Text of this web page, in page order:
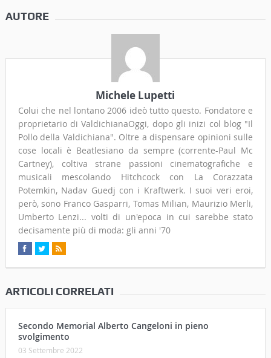
AUTORE
Michele Lupetti
Colui che nel lontano 2006 ideò tutto questo. Fondatore e
proprietario di ValdichianaOggi, dopo gli inizi col blog "Il
Pollo della Valdichiana". Oltre a dispensare opinioni sulle
cose locali è Beatlesiano da sempre (corrente-Paul Mc
Cartney), coltiva strane passioni cinematografiche e
musicali mescolando Hitchcock con La Corazzata
Potemkin, Nadav Guedj con i Kraftwerk. I suoi veri eroi,
però, sono Franco Gasparri, Tomas Milian, Maurizio Merli,
Umberto Lenzi... volti di un'epoca in cui sarebbe stato
decisamente più di moda: gli anni '70
ARTICOLI CORRELATI
Secondo Memorial Alberto Cangeloni in pieno
svolgimento
03 Settembre 2022